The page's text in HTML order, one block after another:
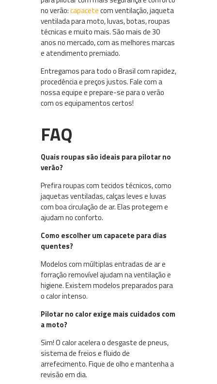
no verão:capacetecom ventilação, jaqueta
ventilada para moto, luvas, botas, roupas
técnicas e muito mais. São mais de 30
anos no mercado, com as melhores marcas
e atendimento premiado.
Entregamos para todo o Brasil com rapidez,
procedência e preços justos. Fale com a
nossa equipe e prepare-se para o verão
com os equipamentos certos!
FAQ
Quais roupas são ideais para pilotar no
verão?
Prefira roupas com tecidos técnicos, como
jaquetas ventiladas, calças leves e luvas
com boa circulação de ar. Elas protegem e
ajudam no conforto.
Como escolher um capacete para dias
quentes?
Modelos com múltiplas entradas de ar e
forração removível ajudam na ventilação e
higiene. Existem modelos preparados para
o calor intenso.
Pilotar no calor exige mais cuidados com
a moto?
Sim! O calor acelera o desgaste de pneus,
sistema de freios e fluido de
arrefecimento. Fique de olho e mantenha a
revisão em dia.